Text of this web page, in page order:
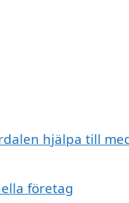
hjälpa till
företag